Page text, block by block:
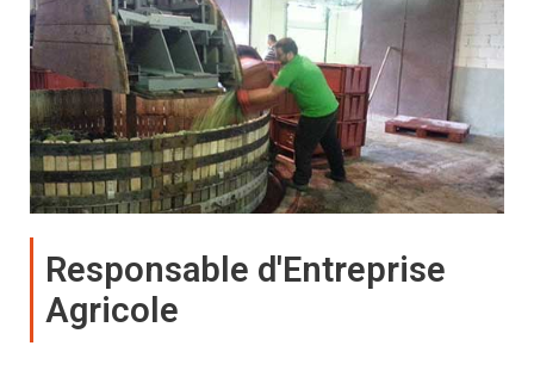
Responsable d'Entreprise
Agricole